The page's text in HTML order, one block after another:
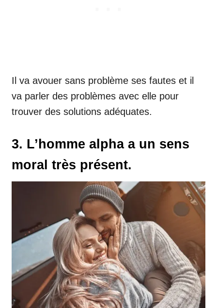
Il va avouer sans problème ses fautes et il
va parler des problèmes avec elle pour
trouver des solutions adéquates.
3. L’homme alpha a un sens
moral très présent.